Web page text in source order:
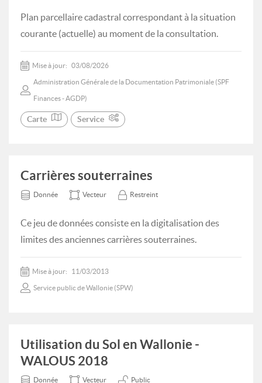
Plan parcellaire cadastral correspondant à la situation
courante (actuelle) au moment de la consultation.
Mise à jour: 03/08/2026
Administration Générale de la Documentation Patrimoniale (SPF
Finances - AGDP)
Carte Service
Carrières souterraines
Donnée Vecteur Restreint
Ce jeu de données consiste en la digitalisation des
limites des anciennes carrières souterraines.
Mise à jour: 11/03/2013
Service public de Wallonie (SPW)
Utilisation du Sol en Wallonie -
WALOUS 2018
Donnée Vecteur Public